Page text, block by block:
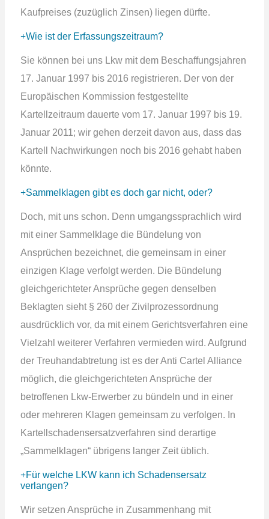
Kaufpreises (zuzüglich Zinsen) liegen dürfte.
Wie ist der Erfassungszeitraum?
Sie können bei uns Lkw mit dem Beschaffungsjahren
17. Januar 1997 bis 2016 registrieren. Der von der
Europäischen Kommission festgestellte
Kartellzeitraum dauerte vom 17. Januar 1997 bis 19.
Januar 2011; wir gehen derzeit davon aus, dass das
Kartell Nachwirkungen noch bis 2016 gehabt haben
könnte.
Sammelklagen gibt es doch gar nicht, oder?
Doch, mit uns schon. Denn umgangssprachlich wird
mit einer Sammelklage die Bündelung von
Ansprüchen bezeichnet, die gemeinsam in einer
einzigen Klage verfolgt werden. Die Bündelung
gleichgerichteter Ansprüche gegen denselben
Beklagten sieht § 260 der Zivilprozessordnung
ausdrücklich vor, da mit einem Gerichtsverfahren eine
Vielzahl weiterer Verfahren vermieden wird. Aufgrund
der Treuhandabtretung ist es der Anti Cartel Alliance
möglich, die gleichgerichteten Ansprüche der
betroffenen Lkw-Erwerber zu bündeln und in einer
oder mehreren Klagen gemeinsam zu verfolgen. In
Kartellschadensersatzverfahren sind derartige
„Sammelklagen“ übrigens langer Zeit üblich.
Für welche LKW kann ich Schadensersatz
verlangen?
Wir setzen Ansprüche in Zusammenhang mit